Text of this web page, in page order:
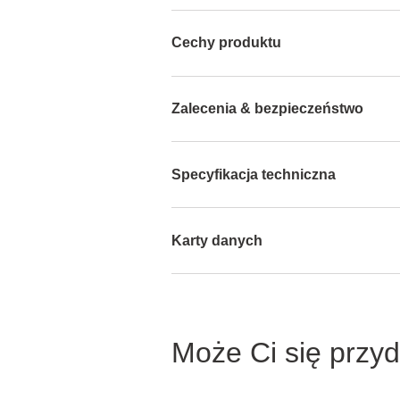
Cechy produktu
Zalecenia & bezpieczeństwo
Specyfikacja techniczna
Karty danych
Może Ci się